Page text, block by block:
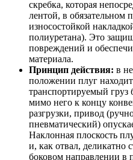
скребка, которая
лентой, в обязательном
износостойкой
полиуретана). Это
повреждений и
материала.
Принцип действия: в
положении плуг
транспортируемый груз
мимо него к концу
разгрузки, привод
пневматический)
Наклонная плоскость
и, как отвал, деликатно
боковом направлении в